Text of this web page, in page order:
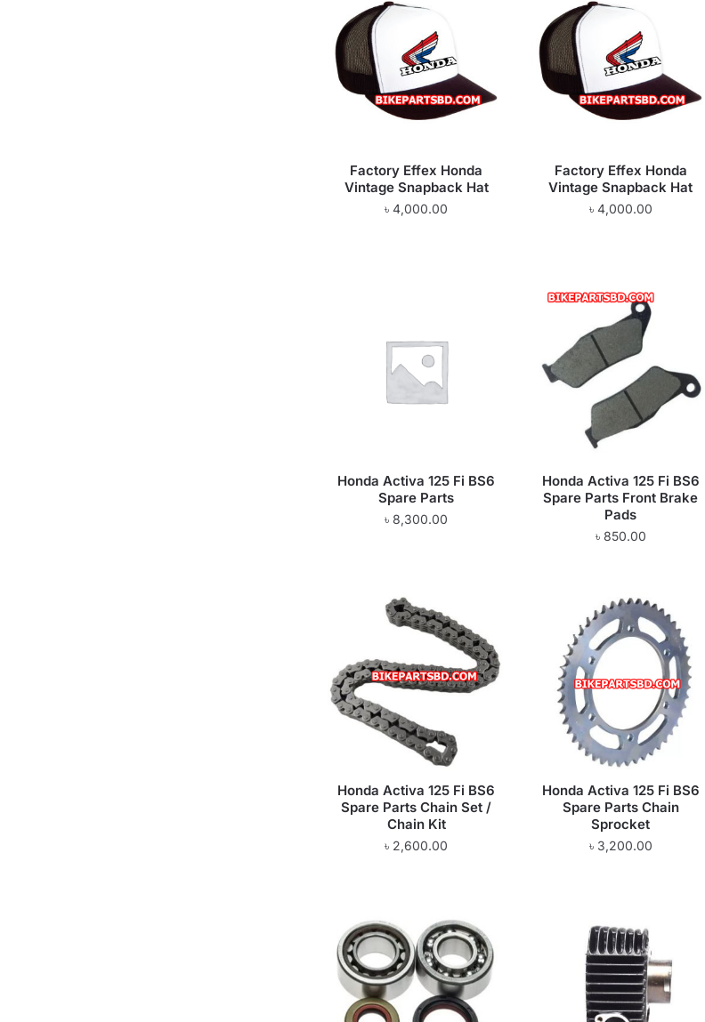
Factory Effex Honda
Vintage Snapback Hat
৳4,000.00
Factory Effex Honda
Vintage Snapback Hat
৳ 4,000.00
Honda Activa 125 Fi BS6
Spare Parts
৳8,300.00
Honda Activa 125 Fi BS6
Spare Parts Front Brake
Pads
৳ 850.00
Honda Activa 125 Fi BS6
Spare Parts Chain Set /
Chain Kit
৳ 2,600.00
Honda Activa 125 Fi BS6
Spare Parts Chain
Sprocket
৳ 3,200.00